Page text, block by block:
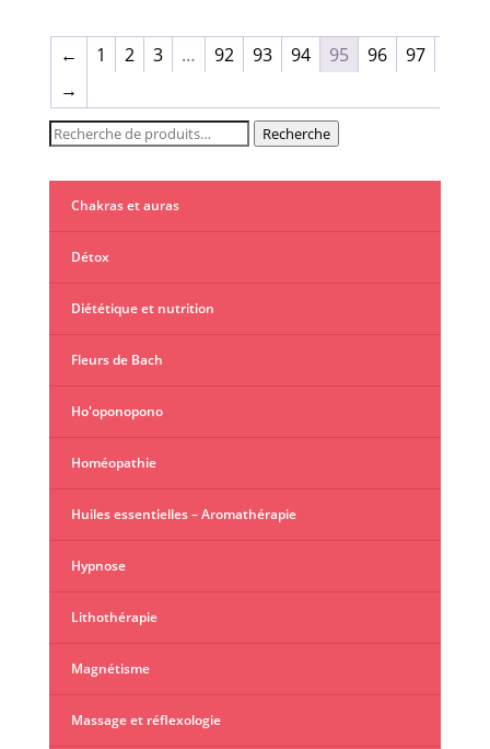
← 1 2 3 … 92 93 94 95 96
97
→
Recherche
Recherche
Chakras et auras
Détox
Diététique et nutrition
Fleurs de Bach
Ho'oponopono
Homéopathie
Huiles essentielles – Aromathérapie
Hypnose
Lithothérapie
Magnétisme
Massage et réflexologie